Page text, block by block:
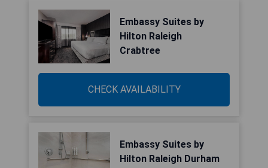
Embassy Suites by
Hilton Raleigh
Crabtree
CHECK AVAILABILITY
Embassy Suites by
Hilton Raleigh Durham